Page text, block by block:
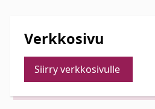
Verkkosivu
Siirry verkkosivulle